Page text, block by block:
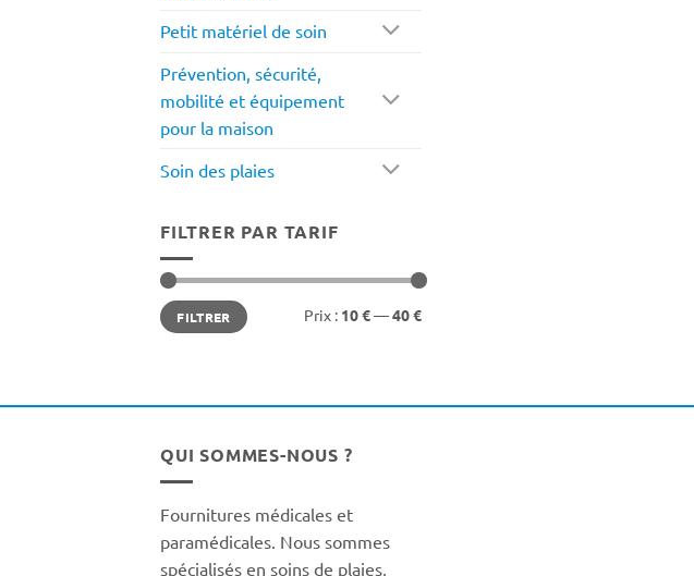
Petit matériel de soin
Prévention, sécurité,
mobilité et équipement
pour la maison
Soin des plaies
FILTRER PAR TARIF
Prix
min
Prix
maxFILTRER Prix : 10 €—40 €
QUI SOMMES-NOUS ?
Fournitures médicales et
paramédicales. Nous sommes
spécialisés en soins de plaies,